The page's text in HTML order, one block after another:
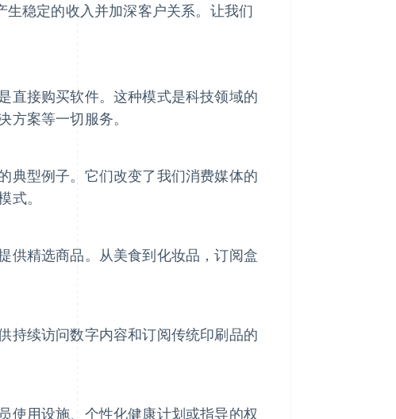
稳定的收入并加深客户关系。让我们
直接购买软件。这种模式是科技领域的
案等一切服务。
典型例子。它们改变了我们消费媒体的
式。
供精选商品。从美食到化妆品，订阅盒
持续访问数字内容和订阅传统印刷品的
使用设施、个性化健康计划或指导的权